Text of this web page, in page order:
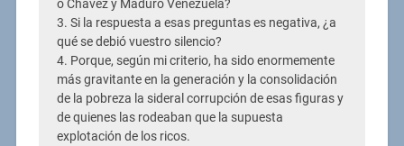
o Chávez y Maduro Venezuela?
3. Si la respuesta a esas preguntas es negativa, ¿a
qué se debió vuestro silencio?
4. Porque, según mi criterio, ha sido enormemente
más gravitante en la generación y la consolidación
de la pobreza la sideral corrupción de esas figuras y
de quienes las rodeaban que la supuesta
explotación de los ricos.